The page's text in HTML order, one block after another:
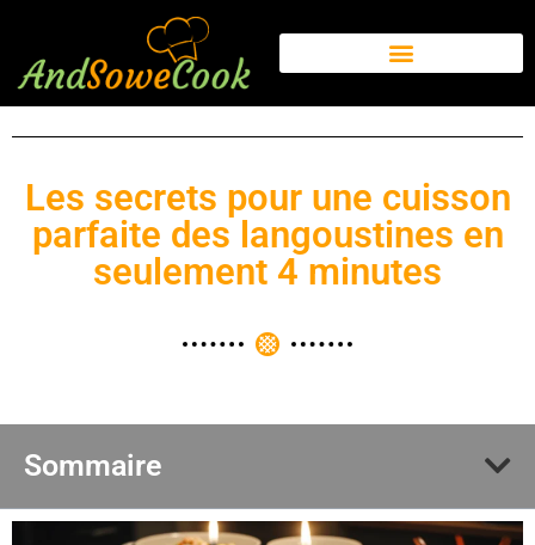
Les secrets pour une cuisson
parfaite des langoustines en
seulement 4 minutes
Sommaire